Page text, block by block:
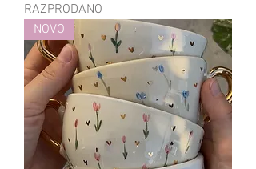
RAZPRODANO
NOVO